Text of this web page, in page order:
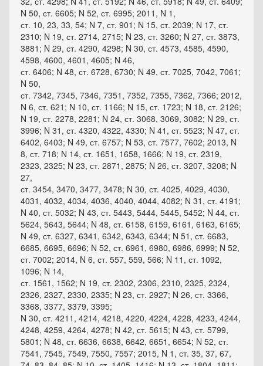
N 50, ст. 6605; N 52, ст. 6995; 2011, N 1,
ст. 10, 23, 33, 54; N 7, ст. 901; N 15, ст. 2039; N 17, ст.
2310; N 19, ст. 2714, 2715; N 23, ст. 3260; N 27, ст. 3873,
3881; N 29, ст. 4290, 4298; N 30, ст. 4573, 4585, 4590,
4598, 4600, 4601, 4605; N 46,
ст. 6406; N 48, ст. 6728, 6730; N 49, ст. 7025, 7042, 7061;
N 50,
ст. 7342, 7345, 7346, 7351, 7352, 7355, 7362, 7366; 2012,
N 6, ст. 621; N 10, ст. 1166; N 15, ст. 1723; N 18, ст. 2126;
N 19, ст. 2278, 2281; N 24, ст. 3068, 3069, 3082; N 29, ст.
3996; N 31, ст. 4320, 4322, 4330; N 41, ст. 5523; N 47, ст.
6402, 6403; N 49, ст. 6757; N 53, ст. 7577, 7602; 2013, N
8, ст. 718; N 14, ст. 1651, 1658, 1666; N 19, ст. 2319,
2323, 2325; N 23, ст. 2871, 2875; N 26, ст. 3207, 3208; N
27,
ст. 3454, 3470, 3477, 3478; N 30, ст. 4025, 4029, 4030,
4031, 4032, 4034, 4036, 4040, 4044, 4082; N 31, ст. 4191;
N 40, ст. 5032; N 43, ст. 5443, 5444, 5445, 5452; N 44, ст.
5624, 5643, 5644; N 48, ст. 6158, 6159, 6161, 6163, 6165;
N 49, ст. 6327, 6341, 6342, 6343, 6344; N 51, ст. 6683,
6685, 6695, 6696; N 52, ст. 6961, 6980, 6986, 6999; N 52,
ст. 7002; 2014, N 6, ст. 557, 559, 566; N 11, ст. 1092,
1096; N 14,
ст. 1561, 1562; N 19, ст. 2302, 2306, 2310, 2325, 2324,
2326, 2327, 2330, 2335; N 23, ст. 2927; N 26, ст. 3366,
3368, 3377, 3379, 3395;
N 30, ст. 4211, 4214, 4218, 4220, 4224, 4228, 4233, 4244,
4248, 4259, 4264, 4278; N 42, ст. 5615; N 43, ст. 5799,
5801; N 48, ст. 6636, 6638, 6642, 6651, 6654; N 52, ст.
7541, 7545, 7549, 7550, 7557; 2015, N 1, ст. 35, 37, 67,